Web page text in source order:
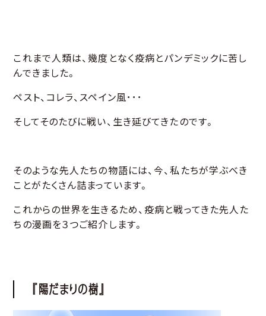
これまで人類は、幾度となく疫病とパンデミックに苦し
んできました。
ペスト、コレラ、スペイン風･･･
そしてそのたびに戦い、生き延びてきたのです。
そのような先人たちの物語には、今、私たちが学ぶべき
ことがたくさん詰まっています。
これからの世界を生きるため、疫病と戦ってきた先人た
ちの漫画を３つご紹介します。
『陽だまりの樹』